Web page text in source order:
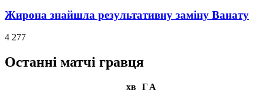
Жирона знайшла результативну заміну Ванату
4 277
Останні матчі гравця
хв ГА